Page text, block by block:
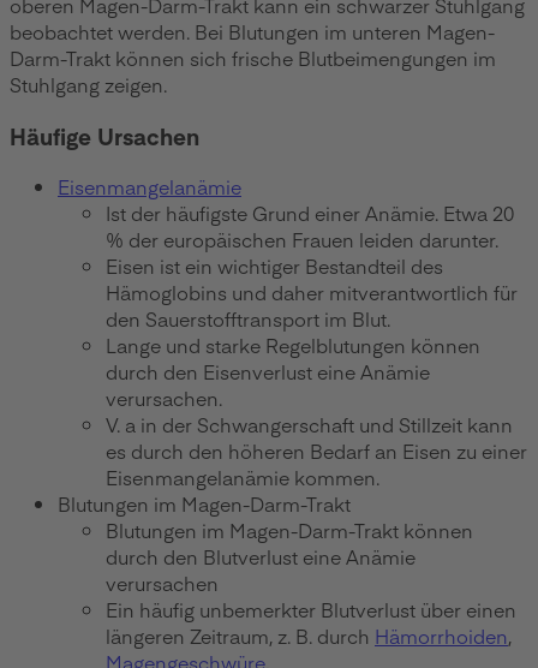
beobachtet werden. Bei Blutungen im unteren Magen-
Darm-Trakt können sich frische Blutbeimengungen im
Stuhlgang zeigen.
Häufige Ursachen
Eisenmangelanämie
Ist der häufigste Grund einer Anämie. Etwa 20
% der europäischen Frauen leiden darunter.
Eisen ist ein wichtiger Bestandteil des
Hämoglobins und daher mitverantwortlich für
den Sauerstofftransport im Blut.
Lange und starke Regelblutungen können
durch den Eisenverlust eine Anämie
verursachen.
V. a in der Schwangerschaft und Stillzeit kann
es durch den höheren Bedarf an Eisen zu einer
Eisenmangelanämie kommen.
Blutungen im Magen-Darm-Trakt
Blutungen im Magen-Darm-Trakt können
durch den Blutverlust eine Anämie
verursachen
Ein häufig unbemerkter Blutverlust über einen
längeren Zeitraum, z. B. durch Hämorrhoiden,
Magengeschwüre,